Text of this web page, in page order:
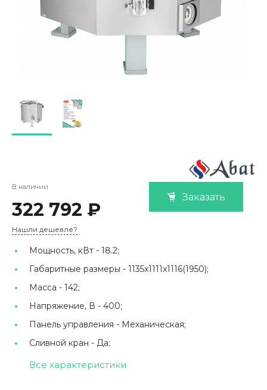
В наличии
322 792 ₽
Заказать
Нашли дешевле?
Мощность, кВт - 18.2;
Габаритные размеры - 1135x1111x1116(1950);
Масса - 142;
Напряжение, В - 400;
Панель управления - Механическая;
Сливной кран - Да;
Все характеристики